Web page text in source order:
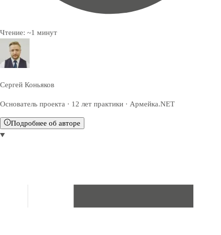
Чтение: ~1 минут
Сергей Коньяков
Основатель проекта · 12 лет практики · Армейка.NET
Подробнее об авторе